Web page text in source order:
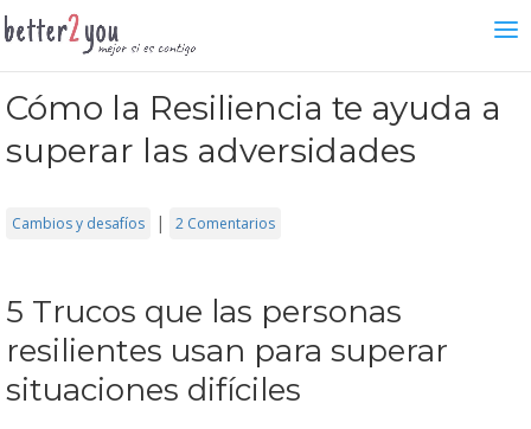
Cómo la Resiliencia te ayuda a
superar las adversidades
Cambios y desafíos | 2 Comentarios
5 Trucos que las personas
resilientes usan para superar
situaciones difíciles